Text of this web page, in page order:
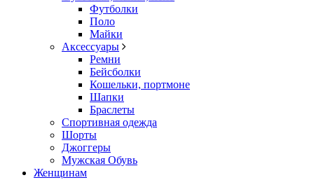
Футболки
Поло
Майки
Аксессуары
Ремни
Бейсболки
Кошельки, портмоне
Шапки
Браслеты
Спортивная одежда
Шорты
Джоггеры
Мужская Обувь
Женщинам